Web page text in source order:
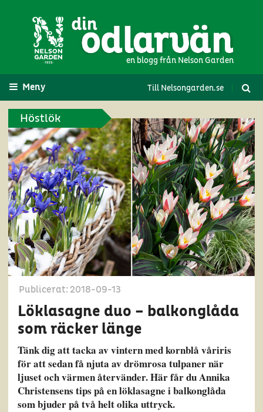
en blogg från Nelson Garden
Meny Till Nelsongarden.se
Höstlök
Publicerat: 2018-09-13
Löklasagne duo – balkonglåda
som räcker länge
Tänk dig att tacka av vintern med kornblå våriris
för att sedan få njuta av drömrosa tulpaner när
ljuset och värmen återvänder. Här får du Annika
Christensens tips på en löklasagne i balkonglåda
som bjuder på två helt olika uttryck.